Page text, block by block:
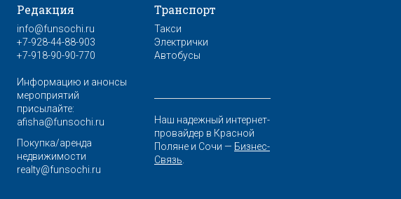
Редакция
info@funsochi.ru
+7-928-44-88-903
+7-918-90-90-770
Информацию и анонсы
мероприятий
присылайте:
afisha@funsochi.ru
Покупка/аренда
недвижимости
realty@funsochi.ru
Транспорт
Такси
Электрички
Автобусы
Наш надежный интернет-
провайдер в Красной
Поляне и Сочи — Бизнес-
Связь